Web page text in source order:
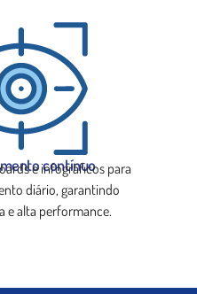
contínuo
e infográficos para
diário, garantindo
e alta performance.